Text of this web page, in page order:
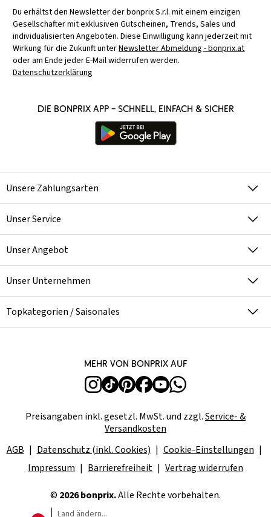
Du erhältst den Newsletter der bonprix S.r.l. mit einem einzigen
Gesellschafter mit exklusiven Gutscheinen, Trends, Sales und
individualisierten Angeboten. Diese Einwilligung kann jederzeit mit
Wirkung für die Zukunft unterNewsletter Abmeldung - bonprix.at
oder am Ende jeder E-Mail widerrufen werden.
Datenschutzerklärung
Die bonprix App – schnell, einfach & sicher
Unsere Zahlungsarten
Unser Service
Unser Angebot
Unser Unternehmen
Topkategorien / Saisonales
Mehr von bonprix auf
Preisangaben inkl. gesetzl. MwSt. und zzgl.Service- &
Versandkosten
AGB
Datenschutz (inkl. Cookies)
Cookie-Einstellungen
Impressum
Barrierefreiheit Vertrag widerrufen
© 2026 bonprix.Alle Rechte vorbehalten.
Land ändern...